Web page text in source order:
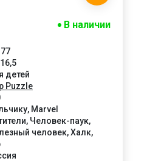
В наличии
детей
Puzzle
Marvel
Человек-паук,
человек, Халк,